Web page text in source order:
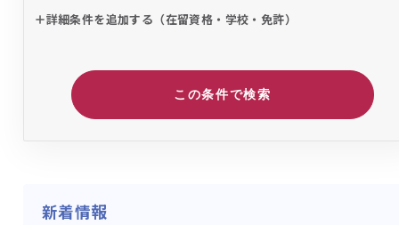
詳細条件を追加する（在留資格・学校・免許）
この条件で検索
新着情報